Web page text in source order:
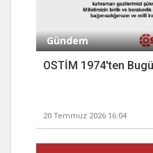
Gündem
OSTİM 1974'ten
20 Temmuz 2026 16:04